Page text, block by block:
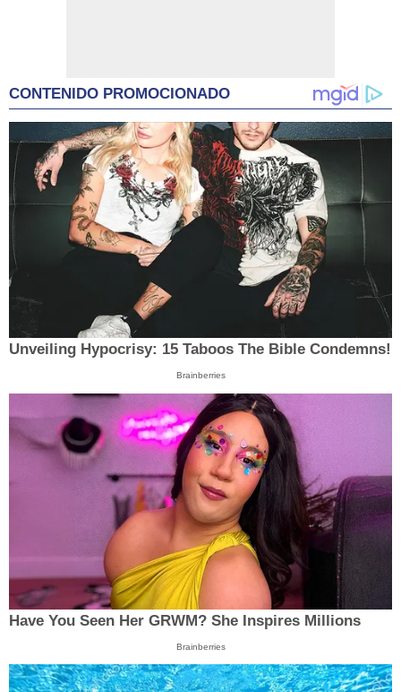
CONTENIDO PROMOCIONADO
Unveiling Hypocrisy: 15 Taboos The Bible Condemns!
Brainberries
Have You Seen Her GRWM? She Inspires Millions
Brainberries